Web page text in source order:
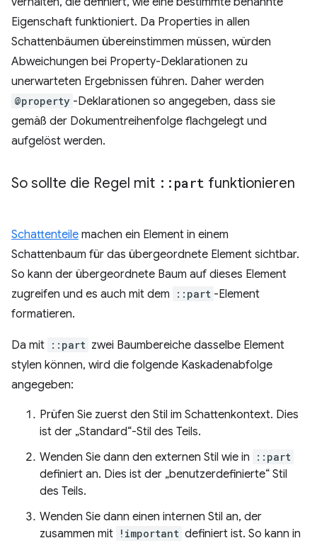
Eigenschaft funktioniert. Da Properties in allen
Schattenbäumen übereinstimmen müssen, würden
Abweichungen bei Property-Deklarationen zu
unerwarteten Ergebnissen führen. Daher werden
@property -Deklarationen so angegeben, dass sie
gemäß der Dokumentreihenfolge flachgelegt und
aufgelöst werden.
So sollte die Regel mit :: part funktionieren
Schattenteile machen ein Element in einem
Schattenbaum für das übergeordnete Element sichtbar.
So kann der übergeordnete Baum auf dieses Element
zugreifen und es auch mit dem
::part -Element
formatieren.
Da mit ::part zwei Baumbereiche dasselbe Element
stylen können, wird die folgende Kaskadenabfolge
angegeben:
Prüfen Sie zuerst den Stil im Schattenkontext. Dies
ist der „Standard“-Stil des Teils.
Wenden Sie dann den externen Stil wie in
::part
definiert an. Dies ist der „benutzerdefinierte“ Stil
des Teils.
Wenden Sie dann einen internen Stil an, der
zusammen mit !important definiert ist. So kann in